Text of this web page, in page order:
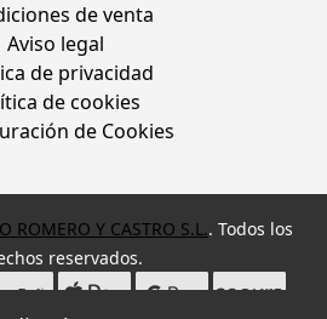
de venta
Aviso legal
de privacidad
de cookies
de Cookies
ROMERO Y CASTRO S.L.. Todos los
reservados.